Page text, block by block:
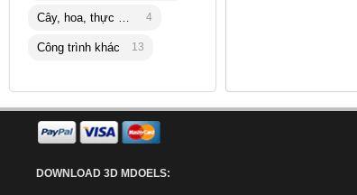
Cây, hoa, thực vật 4
Công trình khác 13
DOWNLOAD 3D MDOELS: